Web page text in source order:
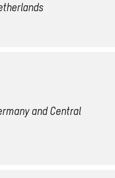
and Central